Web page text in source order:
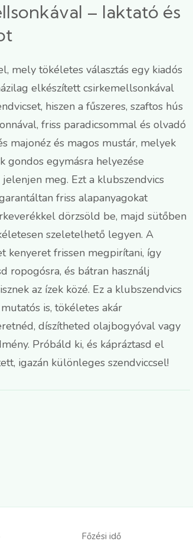
– laktató és
mely tökéletes választás egy kiadós
elkészített csirkemellsonkával
hiszen a fűszeres, szaftos hús
friss paradicsommal és olvadó
majonéz és magos mustár, melyek
gondos egymásra helyezése
meg. Ezt a klubszendvics
friss alapanyagokat
dörzsöld be, majd sütőben
szeletelhető legyen. A
kenyeret frissen megpirítani, így
ropogósra, és bátran használj
az ízek közé. Ez a klubszendvics
is, tökéletes akár
díszítheted olajbogyóval vagy
Próbáld ki, és kápráztasd el
igazán különleges szendviccsel!
Főzési idő